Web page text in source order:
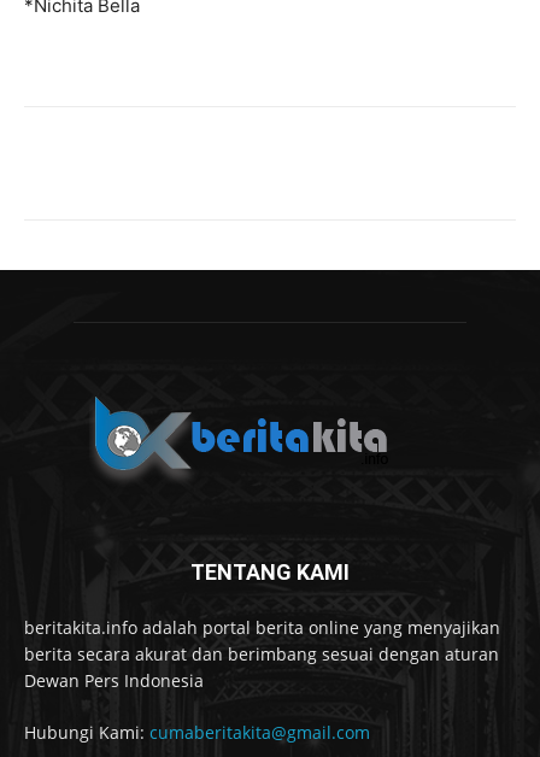
*Nichita Bella
TENTANG KAMI
beritakita.info adalah portal berita online yang menyajikan
berita secara akurat dan berimbang sesuai dengan aturan
Dewan Pers Indonesia
Hubungi Kami: cumaberitakita@gmail.com